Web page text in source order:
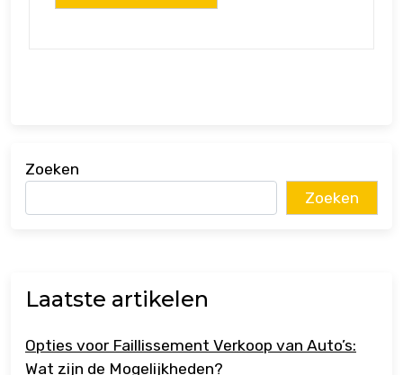
Zoeken
Zoeken
Laatste artikelen
Opties voor Faillissement Verkoop van Auto’s:
Wat zijn de Mogelijkheden?